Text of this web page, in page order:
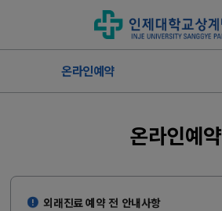
온라인예약
온라인예약
외래진료 예약 전 안내사항